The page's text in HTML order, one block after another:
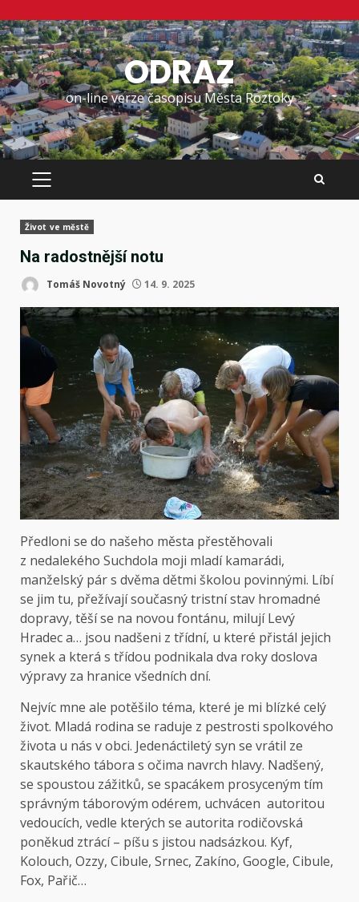
Skip
to
content
ODRAZ
on-line verze časopisu Města Roztoky
PRIMARY
Život ve městě
Na radostnější notu
Tomáš Novotný 14. 9. 2025
Předloni se do našeho města přestěhovali
z nedalekého Suchdola moji mladí kamarádi,
manželský pár s dvěma dětmi školou povinnými. Líbí
se jim tu, přežívají současný tristní stav hromadné
dopravy, těší se na novou fontánu, milují Levý
Hradec a… jsou nadšeni z třídní, u které přistál jejich
synek a která s třídou podnikala dva roky doslova
výpravy za hranice všedních dní.
Nejvíc mne ale potěšilo téma, které je mi blízké celý
život. Mladá rodina se raduje z pestrosti spolkového
života u nás v obci. Jedenáctiletý syn se vrátil ze
skautského tábora s očima navrch hlavy. Nadšený,
se spoustou zážitků, se spacákem prosyceným tím
správným táborovým odérem, uchvácen autoritou
vedoucích, vedle kterých se autorita rodičovská
poněkud ztrácí – píšu s jistou nadsázkou. Kyf,
Kolouch, Ozzy, Cibule, Srnec, Zakíno, Google, Cibule,
Fox, Pařič…